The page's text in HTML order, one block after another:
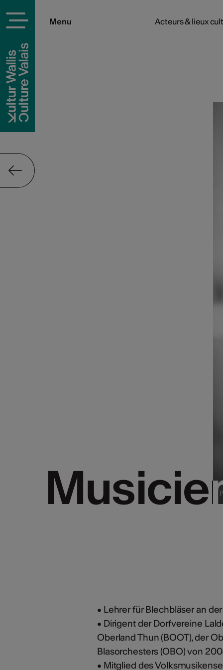
Menu Acteurs & lieux
• Lehrer für Blechbläser an
• Dirigent der Dorfvereine
Oberland Thun (BOOT), der
Blasorchesters (OBO) von
• Mitglied des